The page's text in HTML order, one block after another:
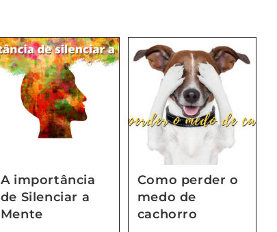
A importância
de Silenciar a
Mente
Como perder o
medo de
cachorro